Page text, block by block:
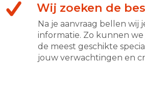
Wij zoeken de
Na je aanvraag bellen wij
informatie. Zo kunnen
de meest geschikte
jouw verwachtingen en